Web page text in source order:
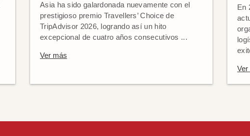
Asia ha sido galardonada nuevamente con el
prestigioso premio Travellers’ Choice de
TripAdvisor 2026, logrando así un hito
excepcional de cuatro años consecutivos ...
Ver más
En
Ver